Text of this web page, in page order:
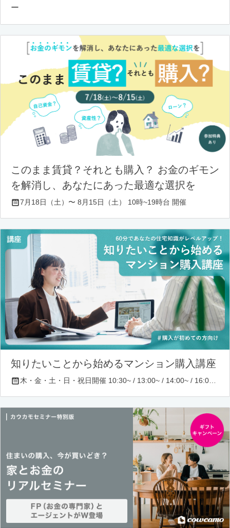
ー
このまま賃貸？それとも購入？ お金のギモン
を解消し、あなたにあった最適な選択を
7月18日（土）〜 8月15日（土） 10時~19時台 開催
知りたいことから始めるマンション購入講座
木・金・土・日・祝日開催 10:30~ / 13:00~ / 14:00~ / 16:00~ / 17:00~/ 18:30~/ 19:30~